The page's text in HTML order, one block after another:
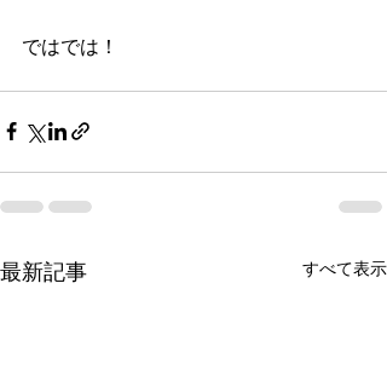
ではでは！
最新記事 すべて表示